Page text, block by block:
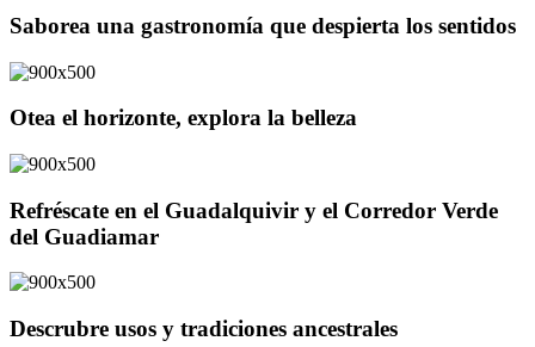
Saborea una gastronomía que despierta los sentidos
Otea el horizonte, explora la belleza
Refréscate en el Guadalquivir y el Corredor Verde
del Guadiamar
Descrubre usos y tradiciones ancestrales